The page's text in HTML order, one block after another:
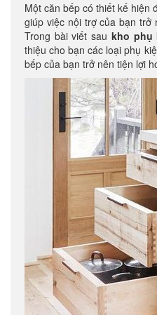
Một căn bếp có thiết kế hiện
giúp việc nội trợ của bạn trở
Trong bài viết sau kho phụ
thiệu cho bạn các loại phụ
bếp của bạn trở nên tiện lợi